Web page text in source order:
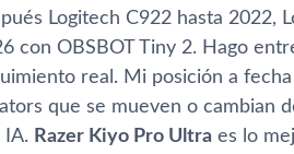
Logitech C922 hasta 2022,
con OBSBOT Tiny 2. Hago
real. Mi posición a
que se mueven o cambian
IA. Razer Kiyo Pro Ultra es lo